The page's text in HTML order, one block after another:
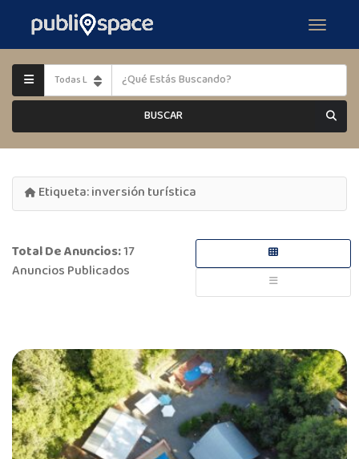
BUSCAR
Etiqueta:inversión turística
Total De Anuncios:17
Anuncios Publicados